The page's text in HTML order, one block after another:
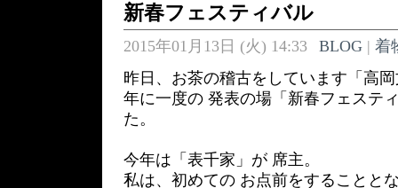
新春フェスティバル
2015年01月13日 (火) 14:33 BLOG| 着
昨日、お茶の稽古をしています「高
年に一度の 発表の場「新春フェステ
た。
今年は「表千家」が 席主。
私は、初めての お点前をすることと